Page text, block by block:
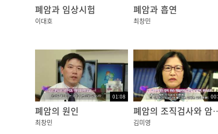
폐암과 임상시험
이대호
폐암과 흡연
최창민
01:08
폐암의 원인
최창민
폐암의
김미영